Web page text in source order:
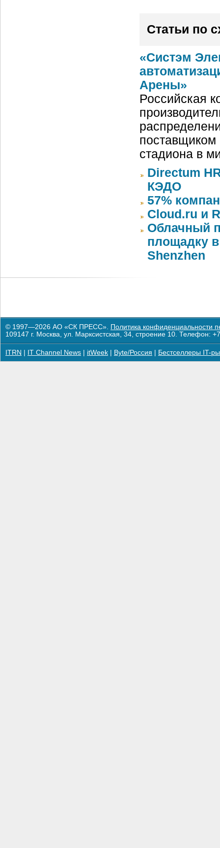
Статьи по
«Систэм
Арены»
Российская
поставщиком
стадиона в
Directum
КЭДО
57%
Cloud.ru и
Облачный
площадку в
Shenzhen
© 1997—2026 АО «СК ПРЕСС». Политика конфиденциальности
109147 г. Москва, ул. Марксистская, 34, строение 10. Телефон:
ITRN IT Channel News itWeek Byte/Россия Бестселлеры IT-